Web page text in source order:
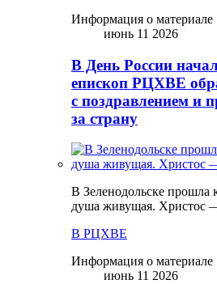
Информация о материале
июнь 11 2026
В День России
епископ РЦХВЕ
с поздравлением и
за страну
В Зеленодольске
душа живущая. Христос
В РЦХВЕ
Информация о материале
июнь 11 2026